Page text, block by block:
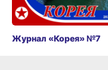
Журнал «Корея» №7